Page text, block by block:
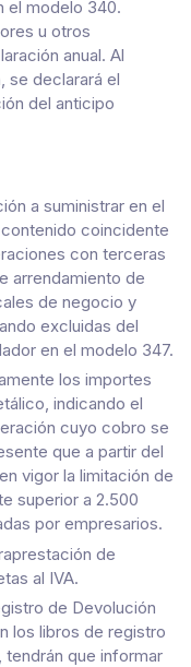
el modelo 340.
u otros
anual. Al
se declarará el
del anticipo
a suministrar en el
coincidente
con terceras
arrendamiento de
de negocio y
excluidas del
en el modelo 347.
los importes
indicando el
cuyo cobro se
que a partir del
vigor la limitación de
superior a 2.500
por empresarios.
de
al IVA.
de Devolución
los libros de registro
que informar